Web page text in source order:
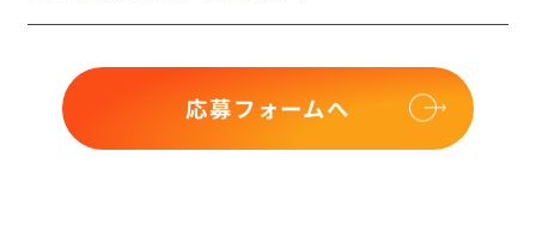
応募フォームへ